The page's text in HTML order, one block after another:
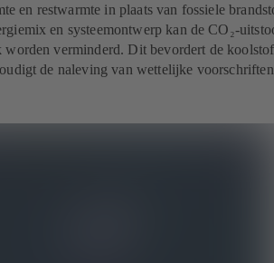
en restwarmte in plaats van fossiele
en systeemontwerp kan de CO₂-
worden verminderd. Dit bevordert de
de naleving van wettelijke